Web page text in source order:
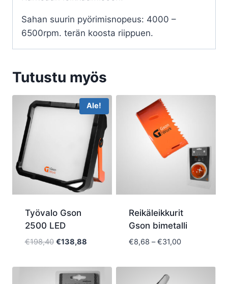
Sahan suurin pyörimisnopeus: 4000 –
6500rpm. terän koosta riippuen.
Tutustu myös
Ale!
Työvalo Gson
2500 LED
€198,40 Alkuperäinen
oli:
€198,40.
€138,88Nykyinen
on:
€138,88.
Reikäleikkurit
Gson bimetalli
€8,68 – €31,00Hintaluokka:
-